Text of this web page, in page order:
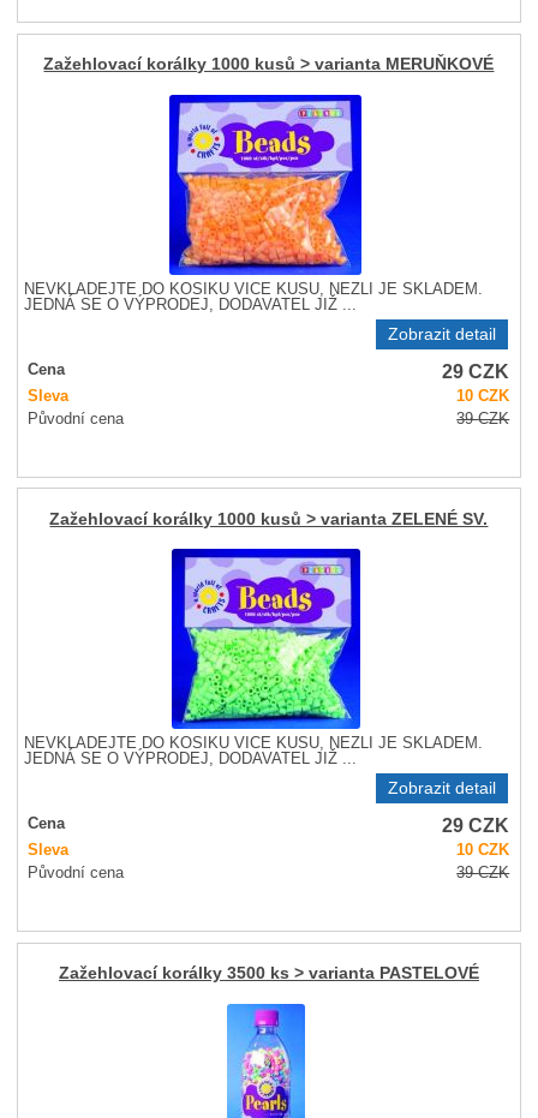
Zažehlovací korálky 1000 kusů > varianta MERUŇKOVÉ
NEVKLÁDEJTE DO KOŠÍKU VÍCE KUSŮ, NEŽLI JE SKLADEM.
JEDNÁ SE O VÝPRODEJ, DODAVATEL JIŽ ...
Zobrazit detail
Cena 29CZK
Sleva 10CZK
Původní cena
39CZK
Zažehlovací korálky 1000 kusů > varianta ZELENÉ SV.
NEVKLÁDEJTE DO KOŠÍKU VÍCE KUSŮ, NEŽLI JE SKLADEM.
JEDNÁ SE O VÝPRODEJ, DODAVATEL JIŽ ...
Zobrazit detail
Cena 29CZK
Sleva 10CZK
Původní cena
39CZK
Zažehlovací korálky 3500 ks > varianta PASTELOVÉ